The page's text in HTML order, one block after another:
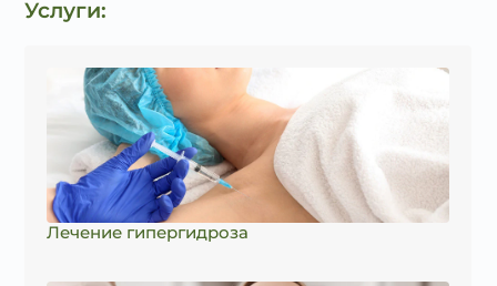
Услуги:
Лечение гипергидроза